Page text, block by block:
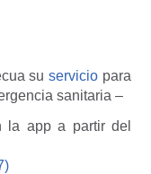
suservicio para
sanitaria –
la app a partir del